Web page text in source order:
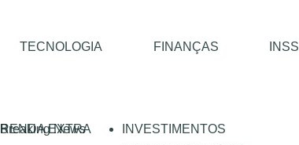
TECNOLOGIA
RENDA EXTRA
FINANÇAS
INVESTIMENTOS
INSS
Breaking News